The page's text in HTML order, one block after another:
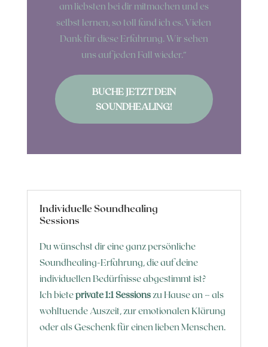
am liebsten bei dir mitmachen und es
selbst lernen, so toll fand ich es. Vielen
Dank für diese Erfahrung. Wir sehen
uns auf jeden Fall wieder.“
BUCHE JETZT DEIN
SOUNDHEALING!
Individuelle Soundhealing
Sessions
Du wünschst dir eine ganz persönliche
Soundhealing-Erfahrung, die auf deine
individuellen Bedürfnisse abgestimmt ist?
Ich bieteprivate 1:1 Sessionszu Hause an – als
wohltuende Auszeit, zur emotionalen Klärung
oder als Geschenk für einen lieben Menschen.